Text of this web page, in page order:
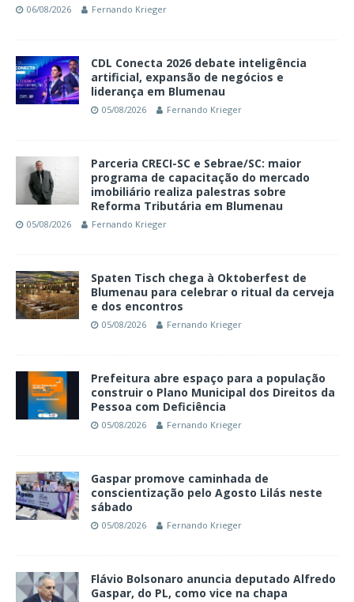
06/08/2026 Fernando Krieger
CDL Conecta 2026 debate inteligência
artificial, expansão de negócios e
liderança em Blumenau
05/08/2026 Fernando Krieger
Parceria CRECI-SC e Sebrae/SC: maior
programa de capacitação do mercado
imobiliário realiza palestras sobre
Reforma Tributária em Blumenau
05/08/2026 Fernando Krieger
Spaten Tisch chega à Oktoberfest de
Blumenau para celebrar o ritual da cerveja
e dos encontros
05/08/2026 Fernando Krieger
Prefeitura abre espaço para a população
construir o Plano Municipal dos Direitos da
Pessoa com Deficiência
05/08/2026 Fernando Krieger
Gaspar promove caminhada de
conscientização pelo Agosto Lilás neste
sábado
05/08/2026 Fernando Krieger
Flávio Bolsonaro anuncia deputado Alfredo
Gaspar, do PL, como vice na chapa